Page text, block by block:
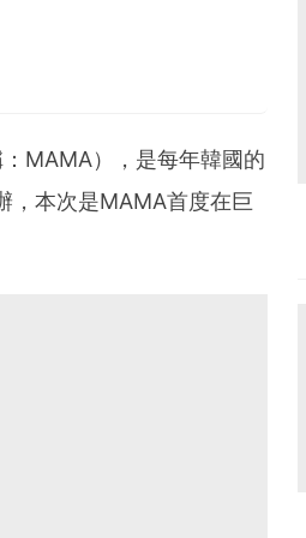
MAMA），是每年韓國的
，本次是MAMA首度在巨